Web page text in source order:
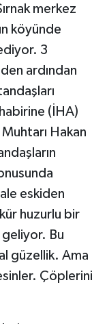
merkez
köyünde
3
ardından
(İHA)
Hakan
eskiden
huzurlu bir
geliyor. Bu
güzellik. Ama
Çöplerini